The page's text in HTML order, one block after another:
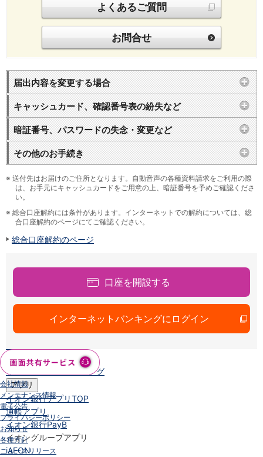
ロボアドバイザークラウドファンディングTOP
WealthNavi for イオン銀行（ロボアドバイザー）
まいクラウドファンディング
ローン
住宅ローン
新規お借入れの方
お借換えの方
フラット35
リ・バース60
カードローン
目的別ローン
目的別ローンマイページ
保険
保険TOP
個人年金保険
医療保険
がん保険
就業不能保険
海外旅行保険
スマホ保険
傷害保険
カード
デビットカード
インターネットバンキング
アプリ
イオン銀行アプリTOP
通帳アプリ
イオン銀行PayB
イオングループアプリ
iAEON
よくあるご質問
お問合せ
届出内容を変更する場合
キャッシュカード、確認番号表の紛失など
暗証番号、パスワードの失念・変更など
その他のお手続き
※ 送付先はお届けのご住所となります。自動音声の各種資料請求をご利用の際
は、お手元にキャッシュカードをご用意の上、暗証番号を予めご確認くださ
い。
※ 総合口座解約には条件があります。インターネットでの解約については、総
合口座解約のページにてご確認ください。
総合口座解約のページ
口座を開設する
インターネットバンキングにログイン
会社情報
メンテナンス情報
電子公告
プライバシーポリシー
お知らせ
各種方針
ニュースリリース